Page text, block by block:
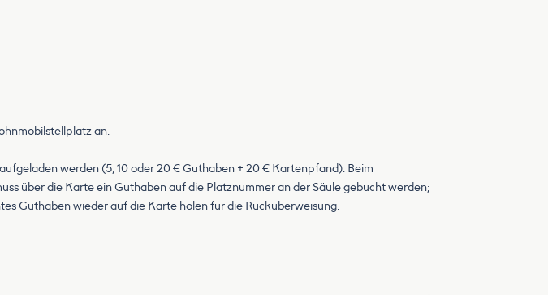
an.
werden (5, 10 oder 20 € Guthaben + 20 € Kartenpfand). Beim
über die Karte ein Guthaben auf die Platznummer an der Säule gebucht werden;
Guthaben wieder auf die Karte holen für die Rücküberweisung.